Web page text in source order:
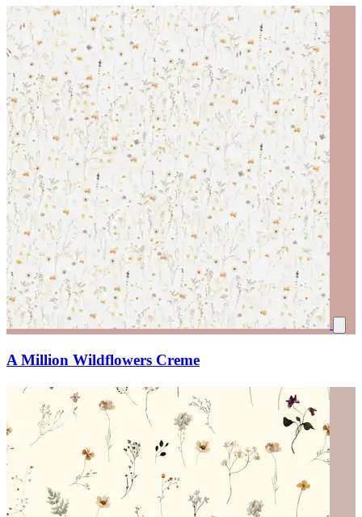
A Million Wildflowers Creme